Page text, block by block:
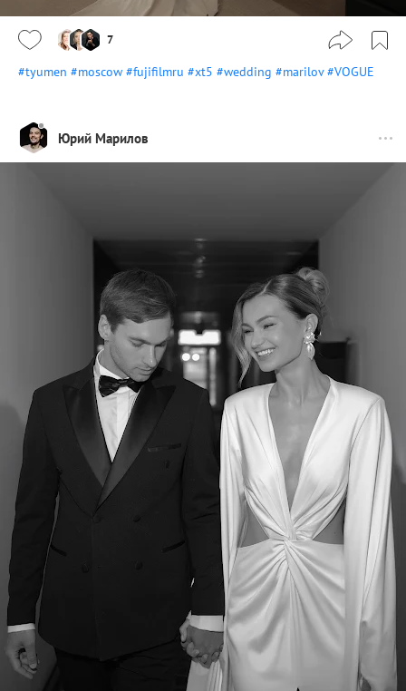
7
#tyumen #moscow #fujifilmru #xt5 #wedding #marilov #VOGUE
Юрий Марилов